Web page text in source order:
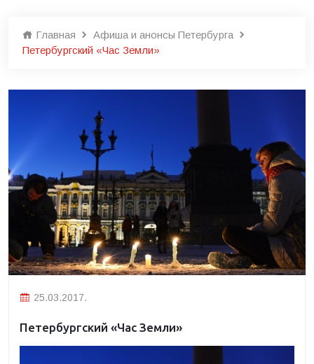
Главная
Афиша и анонсы Петербурга
Петербургский «Час Земли»
25.03.2017.
Петербургский «Час Земли»